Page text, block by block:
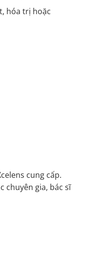
hóa trị hoặc
cung cấp.
chuyên gia, bác sĩ